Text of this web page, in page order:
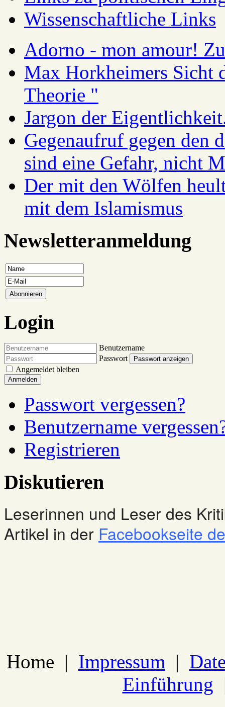
Wissenschaftliche Links
Adorno - mon amour!
Max Horkheimers Sicht
Theorie "
Jargon der
Gegenaufruf gegen den
sind eine Gefahr, nicht
Der mit den Wölfen
mit dem Islamismus
Newsletteranmeldung
Login
Benutzername
Passwort
Passwort anzeigen
Angemeldet bleiben
Anmelden
Passwort vergessen?
Benutzername
Registrieren
Diskutieren
Leserinnen und Leser des
Artikel in der Facebookseite
Home | Impressum |
Einführung